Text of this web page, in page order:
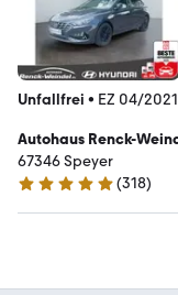
Unfallfrei • EZ 04/2021
Autohaus Renck-
67346 Speyer
4.9 Sterne
(318)